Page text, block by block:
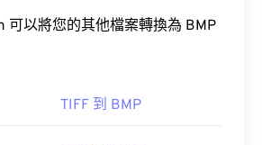
檔？
中開啟。例如，在Microsoft
它可以在畫圖程式中開啟。在
案通常很大。
備相關的，也可以是設備無關
以將您的其他檔案轉換為 BMP
TIFF 到 BMP